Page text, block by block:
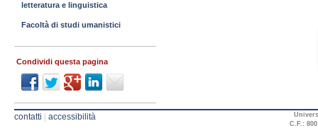
letteratura e linguistica
Facoltà di studi umanistici
Condividi questa pagina
contatti accessibilità
C.F.: